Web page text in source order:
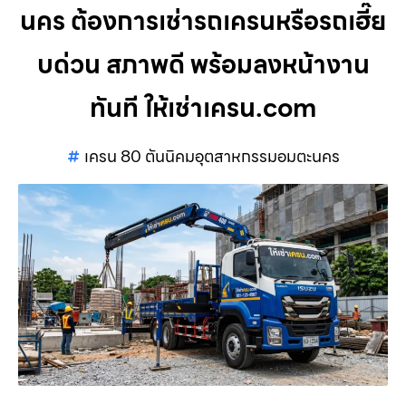
นคร ต้องการเช่ารถเครนหรือรถเฮี๊ย
บด่วน สภาพดี พร้อมลงหน้างาน
ทันที ให้เช่าเครน.com
เครน 80 ตันนิคมอุตสาหกรรมอมตะนคร